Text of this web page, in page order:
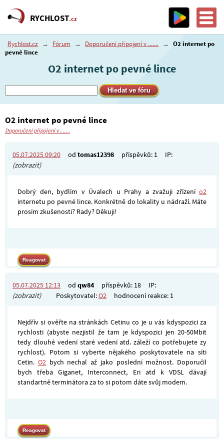
RYCHLOST.cz
Rychlost.cz → Fórum → Doporučení připojení v ....... → O2 internet po
pevné lince
O2 internet po pevné lince
O2 internet po pevné lince
Doporučení připojení v .......
05.07.2025 09:20 od tomas12398 příspěvků: 1
IP:
(zobrazit)
Dobrý den, bydlím v Úvalech u Prahy a zvažuji zřízení o2
internetu po pevné lince. Konkrétně do lokality u nádraží. Máte
prosím zkušenosti? Rady? Děkuji!
05.07.2025 12:13 od qw84 příspěvků: 18
IP:
(zobrazit)
Poskytovatel:O2 hodnocení reakce: 1
Nejdřív si ověřte na stránkách Cetinu co je u vás kdyspozici za
rychlosti (abyste nezjistil že tam je kdyspozici jen 20-50Mbit
tedy dlouhé vedení staré vedení atd. záleží co potřebujete zy
rychlost). Potom si vyberte nějakého poskytovatele na síti
Cetin. O2bych nechal až jako poslední možnost. Doporučil
bych třeba Giganet, Interconnect, Eri atd k VDSL dávají
standartně terminátora za to si potom dáte svůj modem.